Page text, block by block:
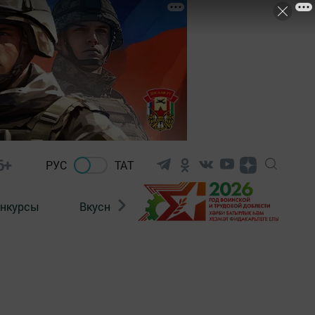
РУС ТАТ
Вкусности Фотогалерея